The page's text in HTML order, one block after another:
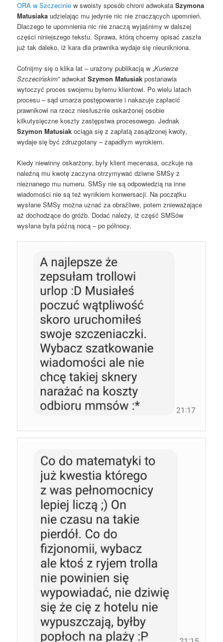
ORA w Szczecinie w swoisty sposób chroni adwokataSzymona
Matusiaka udzielając mu jedynie nic nie znaczących upomnień.
Dlaczego te upomnienia nic nie znaczą wyjaśnimy w dalszej
części niniejszego tekstu. Sprawa, którą chcemy opisać zaszła
już tak daleko, iż kara dla prawnika wydaje się nieunikniona.
Cofnijmy się o klika lat – urażony publikacją w „Kurierze
Szczecińskim” adwokatSzymon Matusiak postanawia
wytoczyć proces swojemu byłemu klientowi. Po wielu latach
procesu – sąd umarza postępowanie i nakazuje zapłacić
prawnikowi na rzecz niesłusznie oskarżonej osobie
kilkutysięczne koszty zastępstwa procesowego. Jednak
Szymon Matusiak ociąga się z zapłatą zasądzonej kwoty,
wydaje się być zdruzgotany – zapadłym wyrokiem.
Kiedy niewinny oskarżony, były klient mecenasa, oczkuje na
należną mu kwotę zaczyna otrzymywać dziwne SMSy z
nieznanego mu numeru. SMSy nie są odpowiedzią na inne
wiadomości nie są też wynikiem konwersacji. Na początku
wysłane SMSy można uznać za obraźliwe, potem znieważające
aż dochodzące do gróźb. Dodać należy, iż część SMSów
wysłana była późną nocą – po północy.